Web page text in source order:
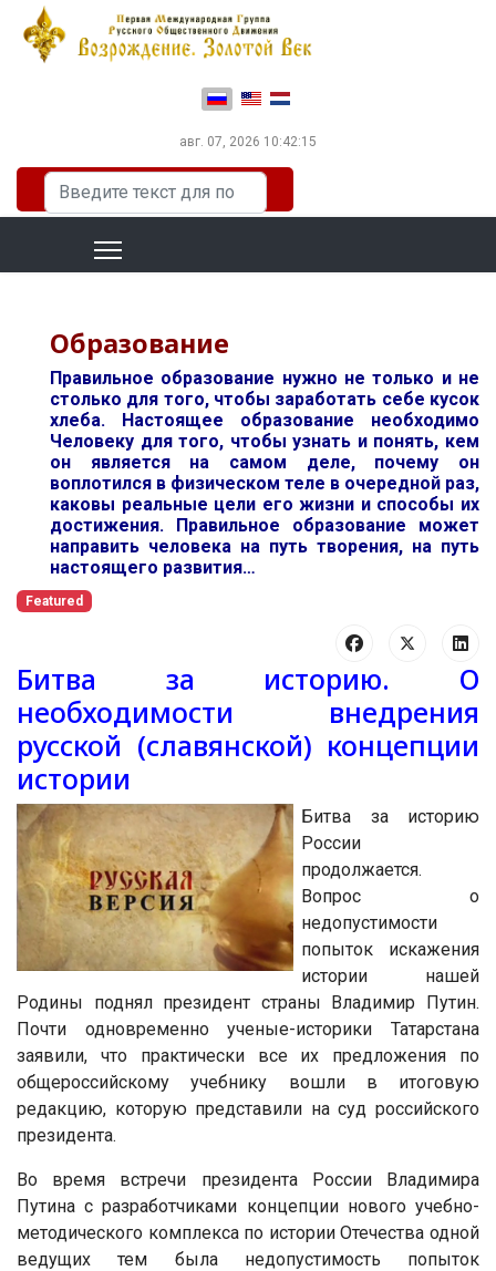
Выберите язык
авг. 07, 2026 10:42:16
Искать...
Образование
Правильное образование нужно не только и не
столько для того, чтобы заработать себе кусок
хлеба. Настоящее образование необходимо
Человеку для того, чтобы узнать и понять, кем
он является на самом деле, почему он
воплотился в физическом теле в очередной раз,
каковы реальные цели его жизни и способы их
достижения. Правильное образование может
направить человека на путь творения, на путь
настоящего развития…
Featured
Битва за историю. О
необходимости внедрения
русской (славянской) концепции
истории
Битва за историю
России
продолжается.
Вопрос о
недопустимости
попыток искажения
истории нашей
Родины поднял президент страны Владимир Путин.
Почти одновременно ученые-историки Татарстана
заявили, что практически все их предложения по
общероссийскому учебнику вошли в итоговую
редакцию, которую представили на суд российского
президента.
Во время встречи президента России Владимира
Путина с разработчиками концепции нового учебно-
методического комплекса по истории Отечества одной
ведущих тем была недопустимость попыток